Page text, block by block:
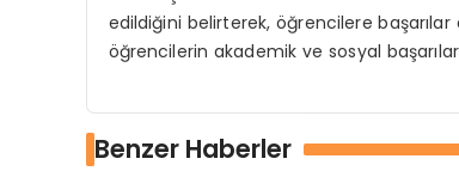
edildiğini belirterek, öğrencilere
öğrencilerin akademik ve sosyal
Benzer Haberler